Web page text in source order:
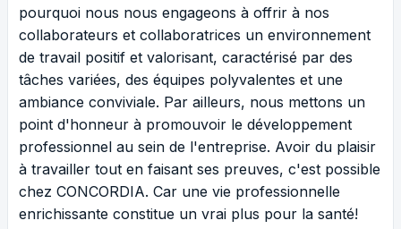
pourquoi nous nous engageons à offrir à nos
collaborateurs et collaboratrices un environnement
de travail positif et valorisant, caractérisé par des
tâches variées, des équipes polyvalentes et une
ambiance conviviale. Par ailleurs, nous mettons un
point d'honneur à promouvoir le développement
professionnel au sein de l'entreprise. Avoir du plaisir
à travailler tout en faisant ses preuves, c'est possible
chez CONCORDIA. Car une vie professionnelle
enrichissante constitue un vrai plus pour la santé!